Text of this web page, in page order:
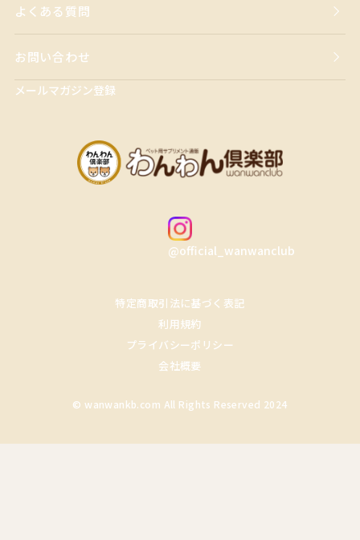
よくある質問
お問い合わせ
メールマガジン登録
@official_wanwanclub
特定商取引法に基づく表記
利用規約
プライバシーポリシー
会社概要
© wanwankb.com All Rights Reserved 2024